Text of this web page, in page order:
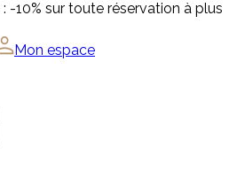
-10% sur toute réservation à plus
Mon espace